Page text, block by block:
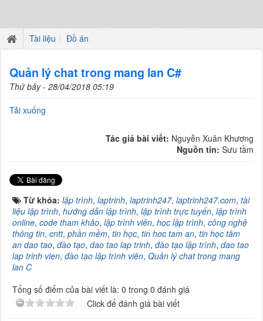
Tài liệu Đồ án
Quản lý chat trong mang lan C#
Thứ bảy - 28/04/2018 05:19
Tải xuống
Tác giả bài viết: Nguyễn Xuân Khương
Nguồn tin: Sưu tầm
Từ khóa: lập trình, laptrinh, laptrinh247, laptrinh247.com, tài
liệu lập trình, hướng dẫn lập trình, lập trình trực tuyến, lập trình
online, code tham khảo, lập trình viên, học lập trình, công nghệ
thông tin, cntt, phần mềm, tin học, tin hoc tam an, tin học tâm
an dao tao, đào tạo, dao tao lap trinh, đào tạo lập trình, dao tao
lap trinh vien, đào tạo lập trình viên, Quản lý chat trong mang
lan C
Tổng số điểm của bài viết là: 0 trong 0 đánh giá
Click để đánh giá bài viết